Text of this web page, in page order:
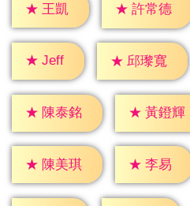
★ 王凱 ★ 許常德
★ Jeff ★ 邱瓈寬
★ 陳泰銘 ★ 黃鐙輝
★ 陳美琪 ★ 李易